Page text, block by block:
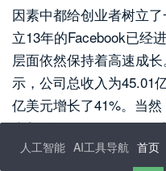
人工智能 AI工具导航 首页